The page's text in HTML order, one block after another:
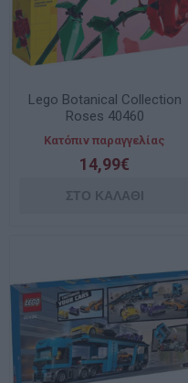
Lego Botanical Collection
Roses 40460
Κατόπιν παραγγελίας
14,99€